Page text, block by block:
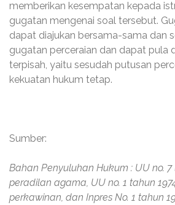
memberikan kesempatan kepada
gugatan mengenai soal tersebut.
dapat diajukan bersama-sama dan
gugatan perceraian dan dapat pula
terpisah, yaitu sesudah putusan
kekuatan hukum tetap.
Sumber:
Bahan Penyuluhan Hukum : UU no.
peradilan agama, UU no. 1 tahun
perkawinan, dan Inpres No. 1 tahun